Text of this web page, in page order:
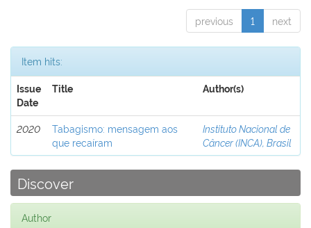
previous 1 next
Item hits:
Issue
Date
Title Author(s)
2020
Tabagismo: mensagem aos
que recaíram
Instituto Nacional de
Câncer (INCA), Brasil
Discover
Author